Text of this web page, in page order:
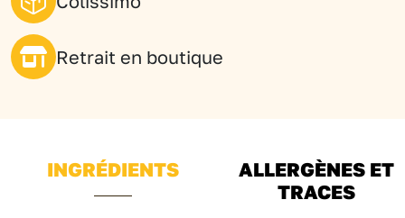
Retrait en boutique
INGRÉDIENTS
ALLERGÈNES ET
TRACES